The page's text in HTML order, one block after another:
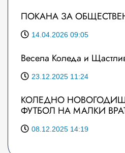
ПОКАНА ЗА
14.04.2026 09:05
Весела Коледа и
23.12.2025 11:24
КОЛЕДНО
ФУТБОЛ НА МАЛКИ
08.12.2025 14:19